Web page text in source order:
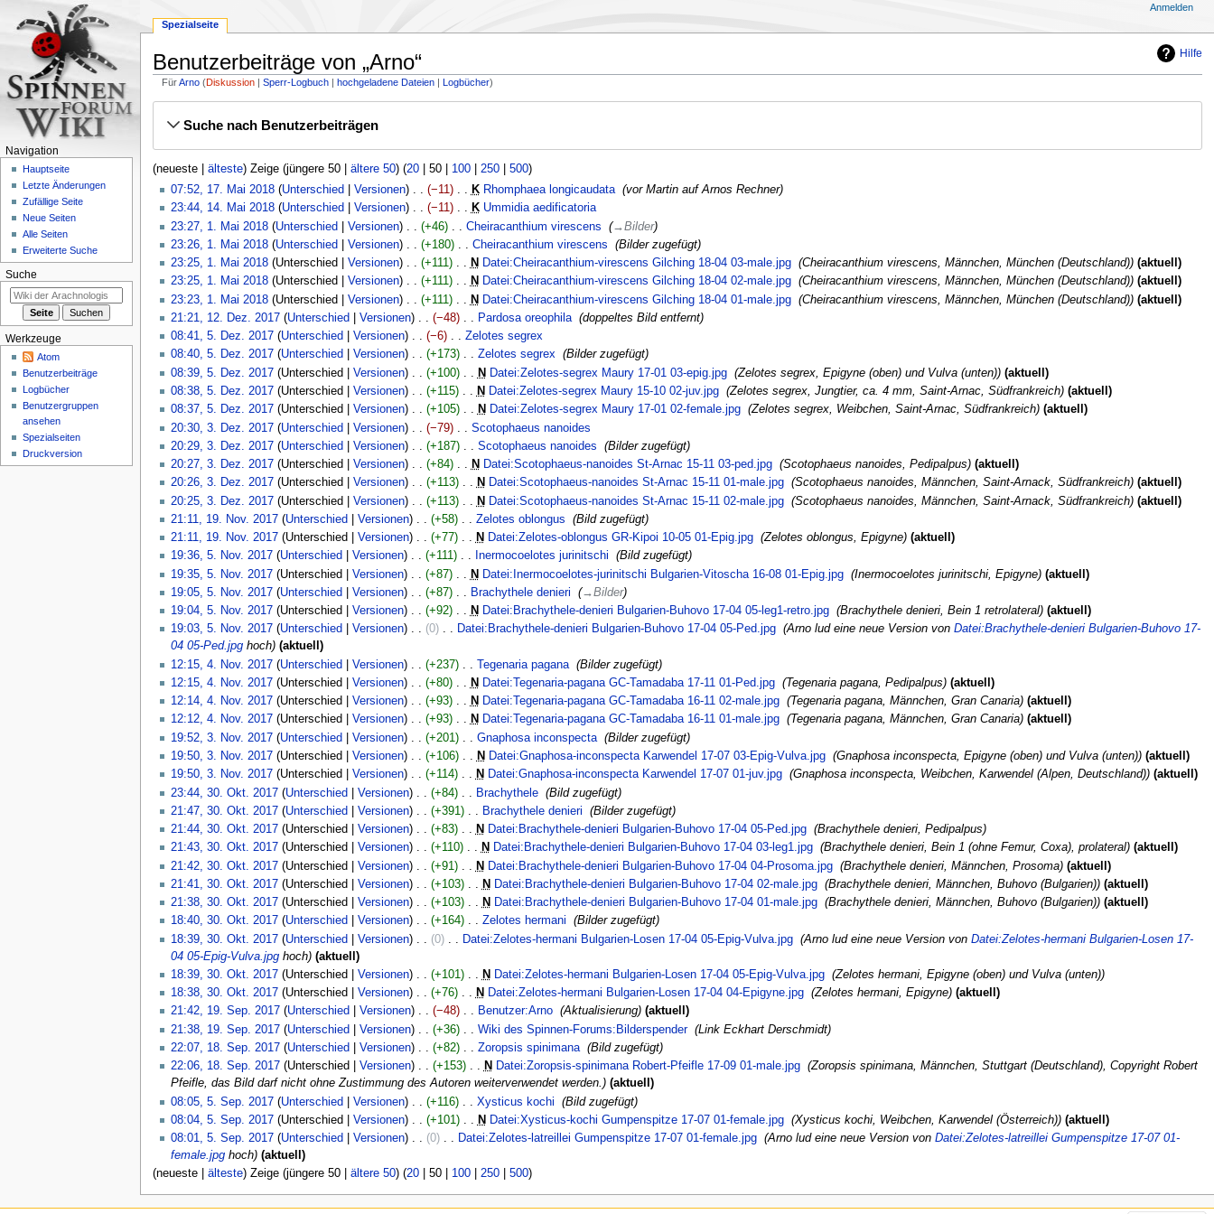
Hilfe
Benutzerbeiträge von „Arno“
FürArno Diskussion Sperr-Logbuch hochgeladene Dateien Logbücher
Navigation
SucheSuche nach Benutzerbeiträgen
(neueste| älteste) Zeige (jüngere 50| ältere 50) (20| 50| 100| 250| 500)
17.
Mai
2018
07:52, 17. Mai 2018 Unterschied Versionen −11 ‎ K Rhomphaea longicaudata‎ vor Martin auf Arnos Rechner
14.
Mai
2018
23:44, 14. Mai 2018 Unterschied Versionen −11 ‎ K Ummidia aedificatoria‎
K
e
i
n
e
B
r
b
e
i
t
u
n
g
s
z
u
s
a
m
n
f
a
s
s
u
n
g
1.
Mai
2018
23:27, 1. Mai 2018 Unterschied Versionen +46 ‎ Cheiracanthium virescens →Bilder
23:26, 1. Mai 2018 Unterschied Versionen +180 ‎ Cheiracanthium virescens
Bilder zugefügt
23:25, 1. Mai 2018 Unterschied Versionen +111 ‎ N Datei:Cheiracanthium-virescens Gilching 18-04 03-male.jpg‎ Cheiracanthium virescens, Männchen, München (Deutschland)
aktuell
23:25, 1. Mai 2018 Unterschied Versionen +111 ‎ N Datei:Cheiracanthium-virescens Gilching 18-04 02-male.jpg‎ Cheiracanthium virescens, Männchen, München (Deutschland)
aktuell
23:23, 1. Mai 2018 Unterschied Versionen +111 ‎ N Datei:Cheiracanthium-virescens Gilching 18-04 01-male.jpg‎ Cheiracanthium virescens, Männchen, München (Deutschland) aktuell
12.
Dezember
2017
21:21, 12. Dez. 2017 Unterschied Versionen −48 ‎ Pardosa oreophila‎ doppeltes Bild entfernt
5.
Dezember
2017
08:41, 5. Dez. 2017 Unterschied Versionen −6 ‎ Zelotes segrex‎
K
e
i
n
e
B
r
b
e
i
t
u
n
g
s
z
u
s
a
m
m
f
a
s
s
u
n
g
08:40, 5. Dez. 2017 Unterschied Versionen +173 ‎ Zelotes segrex‎
Bilder zugefügt
08:39, 5. Dez. 2017 Unterschied Versionen +100 ‎ N Datei:Zelotes-segrex Maury 17-01 03-epig.jpg‎ Zelotes segrex, Epigyne (oben) und Vulva (unten)
aktuell
08:38, 5. Dez. 2017 Unterschied Versionen +115 ‎ N Datei:Zelotes-segrex Maury 15-10 02-juv.jpg‎ Zelotes segrex, Jungtier, ca. 4 mm, Saint-Arnac, Südfrankreich
aktuell
08:37, 5. Dez. 2017 Unterschied Versionen +105 ‎ N Datei:Zelotes-segrex Maury 17-01 02-female.jpg‎ Zelotes segrex, Weibchen, Saint-Arnac, Südfrankreich aktuell
3.
Dezember
2017
20:30, 3. Dez. 2017 Unterschied Versionen −79 ‎ Scotophaeus nanoides
K
e
i
n
e
B
r
b
e
i
t
u
n
g
s
z
u
s
a
m
m
f
a
s
s
u
n
g
20:29, 3. Dez. 2017 Unterschied Versionen +187 ‎ Scotophaeus nanoides
Bilder zugefügt
20:27, 3. Dez. 2017 Unterschied Versionen +84 ‎ N Datei:Scotophaeus-nanoides St-Arnac 15-11 03-ped.jpg‎ Scotophaeus nanoides, Pedipalpus
aktuell
20:26, 3. Dez. 2017 Unterschied Versionen +113 ‎ N Datei:Scotophaeus-nanoides St-Arnac 15-11 01-male.jpg‎ Scotophaeus nanoides, Männchen, Saint-Arnack, Südfrankreich
aktuell
20:25, 3. Dez. 2017 Unterschied Versionen +113 ‎ N Datei:Scotophaeus-nanoides St-Arnac 15-11 02-male.jpg‎ Scotophaeus nanoides, Männchen, Saint-Arnack, Südfrankreich aktuell
19.
November
2017
21:11, 19. Nov. 2017 Unterschied Versionen +58 ‎ Zelotes oblongus
Bild zugefügt
21:11, 19. Nov. 2017 Unterschied Versionen +77 ‎ N Datei:Zelotes-oblongus GR-Kipoi 10-05 01-Epig.jpg‎ Zelotes oblongus, Epigyne aktuell
5.
November
2017
19:36, 5. Nov. 2017 Unterschied Versionen +111 ‎ Inermocoelotes jurinitschi
Bild zugefügt
19:35, 5. Nov. 2017 Unterschied Versionen +87 ‎ N Datei:Inermocoelotes-jurinitschi Bulgarien-Vitoscha 16-08 01-Epig.jpg‎ Inermocoelotes jurinitschi, Epigyne
aktuell
19:05, 5. Nov. 2017 Unterschied Versionen +87 ‎ Brachythele denieri →Bilder
19:04, 5. Nov. 2017 Unterschied Versionen +92 ‎ N Datei:Brachythele-denieri Bulgarien-Buhovo 17-04 05-leg1-retro.jpg‎ Brachythele denieri, Bein 1 retrolateral
aktuell
19:03, 5. Nov. 2017 Unterschied Versionen 0 ‎ Datei:Brachythele-denieri Bulgarien-Buhovo 17-04 05-Ped.jpg‎ Arno lud eine neue Version von Datei:Brachythele-denieri Bulgarien-Buhovo 17-
04 05-Ped.jpghoch aktuell
4.
November
2017
12:15, 4. Nov. 2017 Unterschied Versionen +237 ‎ Tegenaria pagana‎
Bilder zugefügt
12:15, 4. Nov. 2017 Unterschied Versionen +80 ‎ N Datei:Tegenaria-pagana GC-Tamadaba 17-11 01-Ped.jpg‎ Tegenaria pagana, Pedipalpus
aktuell
12:14, 4. Nov. 2017 Unterschied Versionen +93 ‎ N Datei:Tegenaria-pagana GC-Tamadaba 16-11 02-male.jpg‎ Tegenaria pagana, Männchen, Gran Canaria
aktuell
12:12, 4. Nov. 2017 Unterschied Versionen +93 ‎ N Datei:Tegenaria-pagana GC-Tamadaba 16-11 01-male.jpg‎ Tegenaria pagana, Männchen, Gran Canaria aktuell
3.
November
2017
19:52, 3. Nov. 2017 Unterschied Versionen +201 ‎ Gnaphosa inconspecta‎
Bilder zugefügt
19:50, 3. Nov. 2017 Unterschied Versionen +106 ‎ N Datei:Gnaphosa-inconspecta Karwendel 17-07 03-Epig-Vulva.jpg‎ Gnaphosa inconspecta, Epigyne (oben) und Vulva (unten)
aktuell
19:50, 3. Nov. 2017 Unterschied Versionen +114 ‎ N Datei:Gnaphosa-inconspecta Karwendel 17-07 01-juv.jpg‎ Gnaphosa inconspecta, Weibchen, Karwendel (Alpen, Deutschland) aktuell
30.
Oktober
2017
23:44, 30. Okt. 2017 Unterschied Versionen +84 ‎ Brachythele‎
Bild zugefügt
21:47, 30. Okt. 2017 Unterschied Versionen +391 ‎ Brachythele denieri
Bilder zugefügt
21:44, 30. Okt. 2017 Unterschied Versionen +83 ‎ N Datei:Brachythele-denieri Bulgarien-Buhovo 17-04 05-Ped.jpg‎
Brachythele denieri, Pedipalpus
21:43, 30. Okt. 2017 Unterschied Versionen +110 ‎ N Datei:Brachythele-denieri Bulgarien-Buhovo 17-04 03-leg1.jpg‎ Brachythele denieri, Bein 1 (ohne Femur, Coxa), prolateral
aktuell
21:42, 30. Okt. 2017 Unterschied Versionen +91 ‎ N Datei:Brachythele-denieri Bulgarien-Buhovo 17-04 04-Prosoma.jpg‎ Brachythele denieri, Männchen, Prosoma
aktuell
21:41, 30. Okt. 2017 Unterschied Versionen +103 ‎ N Datei:Brachythele-denieri Bulgarien-Buhovo 17-04 02-male.jpg‎ Brachythele denieri, Männchen, Buhovo (Bulgarien)
aktuell
21:38, 30. Okt. 2017 Unterschied Versionen +103 ‎ N Datei:Brachythele-denieri Bulgarien-Buhovo 17-04 01-male.jpg‎ Brachythele denieri, Männchen, Buhovo (Bulgarien)
aktuell
18:40, 30. Okt. 2017 Unterschied Versionen +164 ‎ Zelotes hermani
Bilder zugefügt
18:39, 30. Okt. 2017 Unterschied Versionen 0 ‎ Datei:Zelotes-hermani Bulgarien-Losen 17-04 05-Epig-Vulva.jpg‎ Arno lud eine neue Version von Datei:Zelotes-hermani Bulgarien-Losen 17-
04 05-Epig-Vulva.jpghoch
aktuell
18:39, 30. Okt. 2017 Unterschied Versionen +101 ‎ N Datei:Zelotes-hermani Bulgarien-Losen 17-04 05-Epig-Vulva.jpg‎
Zelotes hermani, Epigyne (oben) und Vulva (unten)
18:38, 30. Okt. 2017 Unterschied Versionen +76 ‎ N Datei:Zelotes-hermani Bulgarien-Losen 17-04 04-Epigyne.jpg‎ Zelotes hermani, Epigyne aktuell
19.
September
2017
21:42, 19. Sep. 2017 Unterschied Versionen −48 ‎ Benutzer:Arno‎ Aktualisierung
aktuell
21:38, 19. Sep. 2017 Unterschied Versionen +36 ‎ Wiki des Spinnen-Forums:Bilderspender‎ Link Eckhart Derschmidt
18.
September
2017
22:07, 18. Sep. 2017 Unterschied Versionen +82 ‎ Zoropsis spinimana‎
Bild zugefügt
22:06, 18. Sep. 2017 Unterschied Versionen +153 ‎ N Datei:Zoropsis-spinimana Robert-Pfeifle 17-09 01-male.jpg‎
Zoropsis spinimana, Männchen, Stuttgart (Deutschland), Copyright Robert
Pfeifle, das Bild darf nicht ohne Zustimmung des Autoren weiterverwendet werden.
aktuell
5.
September
2017
08:05, 5. Sep. 2017 Unterschied Versionen +116 ‎ Xysticus kochi
Bild zugefügt
08:04, 5. Sep. 2017 Unterschied Versionen +101 ‎ N Datei:Xysticus-kochi Gumpenspitze 17-07 01-female.jpg‎ Xysticus kochi, Weibchen, Karwendel (Österreich)
aktuell
08:01, 5. Sep. 2017 Unterschied Versionen 0 ‎ Datei:Zelotes-latreillei Gumpenspitze 17-07 01-female.jpg‎ Arno lud eine neue Version von Datei:Zelotes-latreillei Gumpenspitze 17-07 01-
female.jpghoch
aktuell
(neueste| älteste) Zeige (jüngere 50| ältere 50) (20| 50| 100| 250| 500)
Spezialseite
Anmelden
Navigation
Hauptseite
Letzte Änderungen
Zufällige Seite
Neue Seiten
Alle Seiten
Erweiterte Suche
Suche
Werkzeuge
Atom
Benutzerbeiträge
Logbücher
Benutzergruppen
ansehen
Spezialseiten
Druckversion